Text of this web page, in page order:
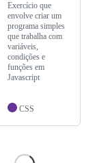
Exercício que
envolve criar um
programa simples
que trabalha com
variáveis,
condições e
funções em
Javascript
CSS